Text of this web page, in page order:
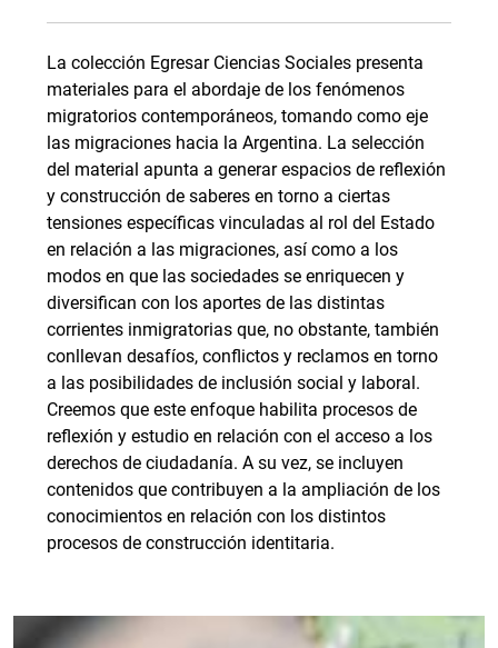
La colección Egresar Ciencias Sociales presenta
materiales para el abordaje de los fenómenos
migratorios contemporáneos, tomando como eje
las migraciones hacia la Argentina. La selección
del material apunta a generar espacios de reflexión
y construcción de saberes en torno a ciertas
tensiones específicas vinculadas al rol del Estado
en relación a las migraciones, así como a los
modos en que las sociedades se enriquecen y
diversifican con los aportes de las distintas
corrientes inmigratorias que, no obstante, también
conllevan desafíos, conflictos y reclamos en torno
a las posibilidades de inclusión social y laboral.
Creemos que este enfoque habilita procesos de
reflexión y estudio en relación con el acceso a los
derechos de ciudadanía. A su vez, se incluyen
contenidos que contribuyen a la ampliación de los
conocimientos en relación con los distintos
procesos de construcción identitaria.